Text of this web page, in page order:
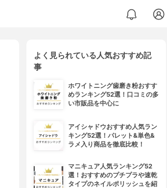
よく見られている人気おすすめ記
事
ホワイトニング歯磨き粉おすす
めランキング52選！口コミの多
い市販品を中心に
アイシャドウおすすめ人気ラン
キング52選！パレット&単色&
ラメ入り商品を徹底比較！
マニキュア人気ランキング52
選！おすすめのプチプラや速乾
タイプのネイルポリッシュを紹